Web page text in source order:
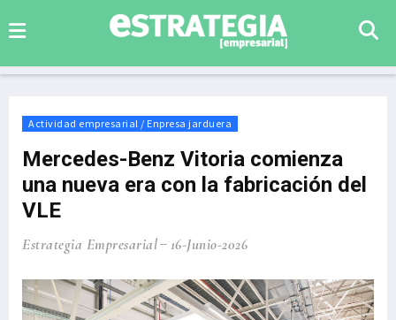
Actividad empresarial / Enpresa jarduera
Mercedes-Benz Vitoria comienza
una nueva era con la fabricación del
VLE
Estrategia Empresarial 16-Junio-2026